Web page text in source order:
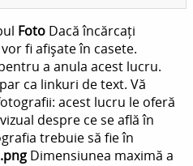
Foto Dacă încărcați
fi afișate în casete.
a anula acest lucru.
ca linkuri de text. Vă
acest lucru le oferă
despre ce se află în
trebuie să fie în
Dimensiunea maximă a